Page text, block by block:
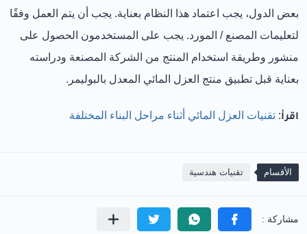
بعض الدول، يجب اعتماد هذا النظام بعناية. يجب أن يتم العمل وفقًا
لتعليمات المصنع / المورد. يجب على المستخدمون الحصول على
منشور وطريقة استخدام المنتج من الشركة المصنعة ودراسته
بعناية قبل تطبيق منتج العزل المائي المعدل بالبوليمر.
اقرأ: تقنيات العزل المائي أثناء مراحل البناء المختلفة
الأقسام تقنيات هندسية